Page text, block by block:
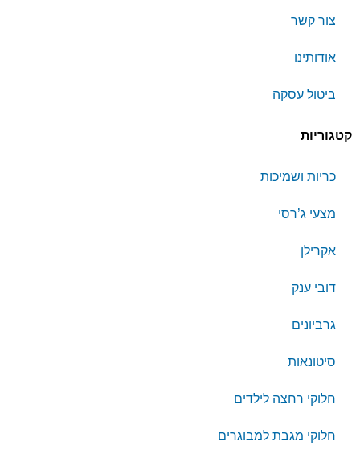
צור קשר
אודותינו
ביטול עסקה
קטגוריות
כריות ושמיכות
מצעי ג’רסי
אקרילן
דובי ענק
גרביונים
סיטונאות
חלוקי רחצה לילדים
חלוקי מגבת למבוגרים